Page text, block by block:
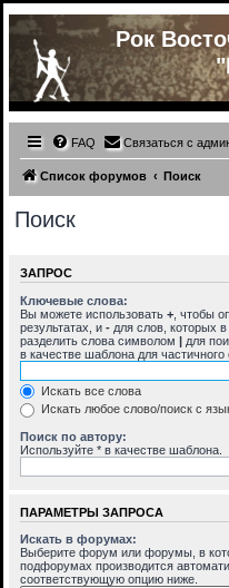
Рок
FAQ Связаться с
Список форумов Поиск
Поиск
ЗАПРОС
Ключевые слова:
Вы можете использовать + , чтобы
результатах, и - для слов, которых
разделить слова символом | для
в качестве шаблона для частичного
Искать все слова
Искать любое слово/поиск с
Поиск по автору:
Используйте * в качестве шаблона.
ПАРАМЕТРЫ ЗАПРОСА
Искать в форумах:
Выберите форум или форумы, в
подфорумах производится
соответствующую опцию ниже.